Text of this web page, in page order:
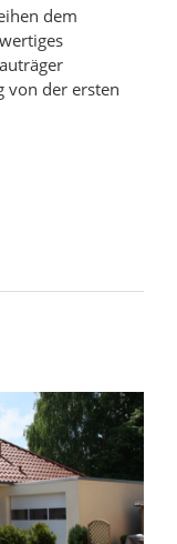
dem
von der ersten